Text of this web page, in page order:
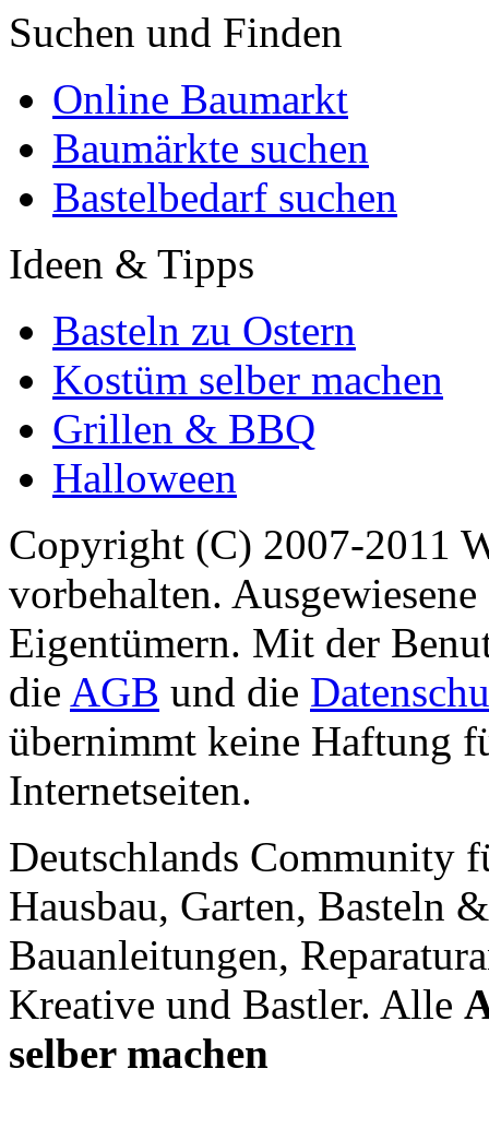
Suchen und Finden
Online Baumarkt
Baumärkte suchen
Bastelbedarf suchen
Ideen & Tipps
Basteln zu Ostern
Kostüm selber machen
Grillen & BBQ
Halloween
Copyright (C) 2007-2011
vorbehalten.
Eigentümern. Mit der
die AGB und die
übernimmt keine Haftung
Internetseiten.
Deutschlands Community
Hausbau, Garten, Basteln
Bauanleitungen,
Kreative und Bastler. Alle
selber machen